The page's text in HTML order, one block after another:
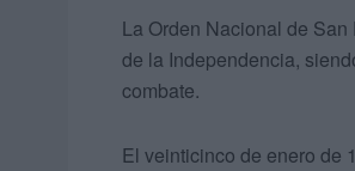
La Orden Nacional de
de la Independencia,
combate.
El veinticinco de enero de